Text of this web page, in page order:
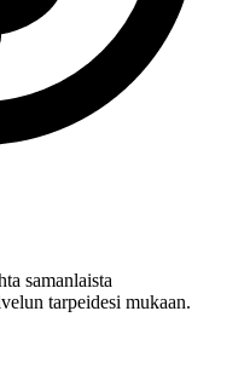
samanlaista
tarpeidesi mukaan.